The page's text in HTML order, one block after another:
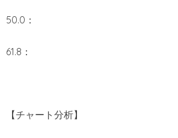
50.0：
61.8：
【チャート分析】